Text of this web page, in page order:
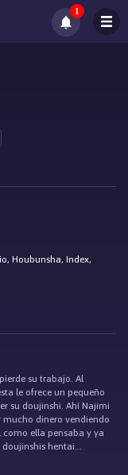
1
Houbunsha, Index,
su trabajo. Al
le ofrece un pequeño
su doujinshi. Ahí Najimi
dinero vendiendo
ella pensaba y ya
hentai...